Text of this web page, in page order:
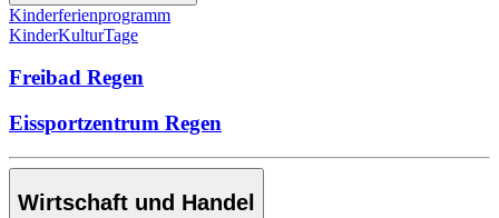
Kinderferienprogramm
KinderKulturTage
Freibad Regen
Eissportzentrum Regen
Wirtschaft und Handel